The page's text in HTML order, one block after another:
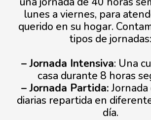
lunes a viernes, para
querido en su hogar.
tipos de jornadas:
– Jornada Intensiva: Una
casa durante 8 horas
– Jornada Partida:
diarias repartida en
día.